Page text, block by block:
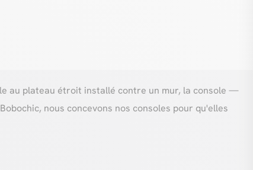
au plateau étroit installé contre un mur, la console —
nous concevons nos consoles pour qu'elles